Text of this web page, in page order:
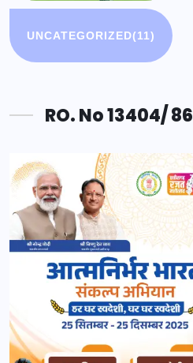
UNCATEGORIZED(11)
RO. No 13404/ 86